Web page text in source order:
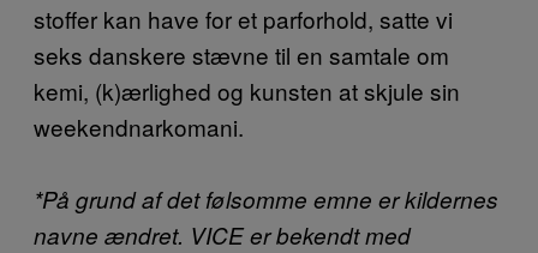
stoffer kan have for et parforhold, satte vi
seks danskere stævne til en samtale om
kemi, (k)ærlighed og kunsten at skjule sin
weekendnarkomani.
*På grund af det følsomme emne er kildernes
navne ændret. VICE er bekendt med